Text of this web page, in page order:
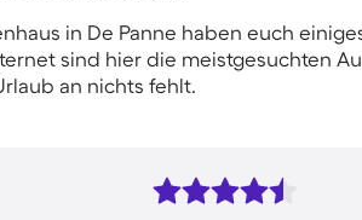
in De Panne haben euch
sind hier die meistgesuchten
an nichts fehlt.